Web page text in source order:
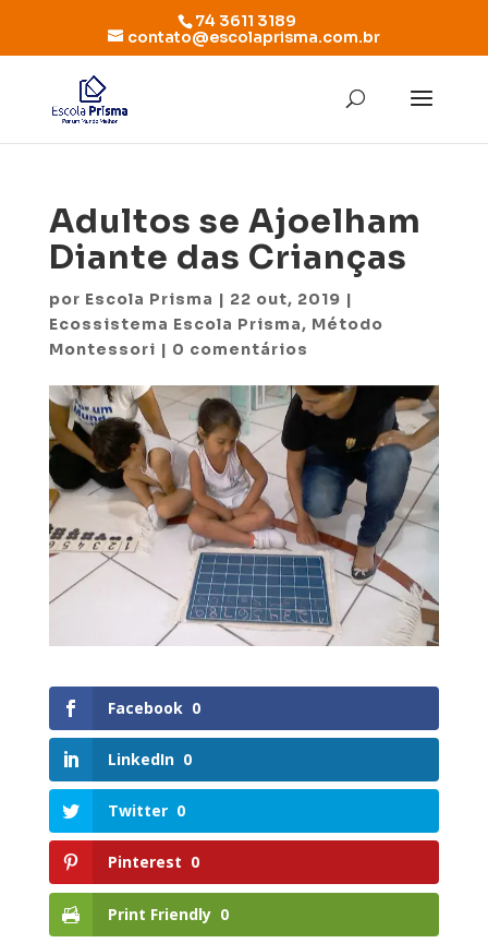
74 3611 3189
contato@escolaprisma.com.br
Adultos se Ajoelham
Diante das Crianças
por Escola Prisma | 22 out, 2019 |
Ecossistema Escola Prisma, Método
Montessori | 0 comentários
Facebook 0
LinkedIn 0
Twitter 0
Pinterest 0
Print Friendly 0